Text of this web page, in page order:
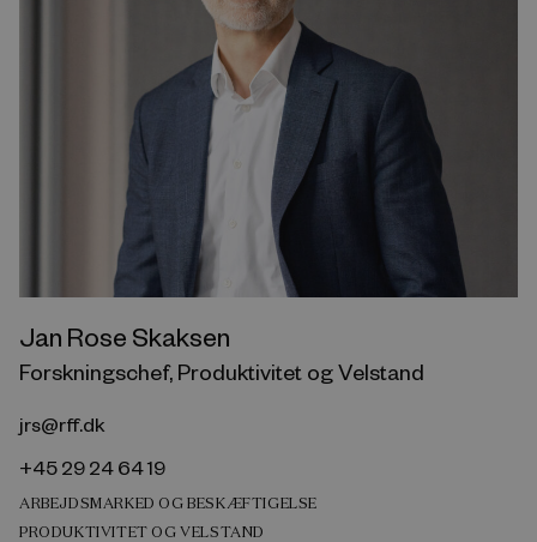
Jan Rose Skaksen
Forskningschef, Produktivitet og Velstand
jrs@rff.dk
+45 29 24 64 19
ARBEJDSMARKED OG BESKÆFTIGELSE
PRODUKTIVITET OG VELSTAND